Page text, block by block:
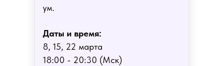
Даты и время:
8, 15, 22 марта
18:00 - 20:30 (Мск)
ум.